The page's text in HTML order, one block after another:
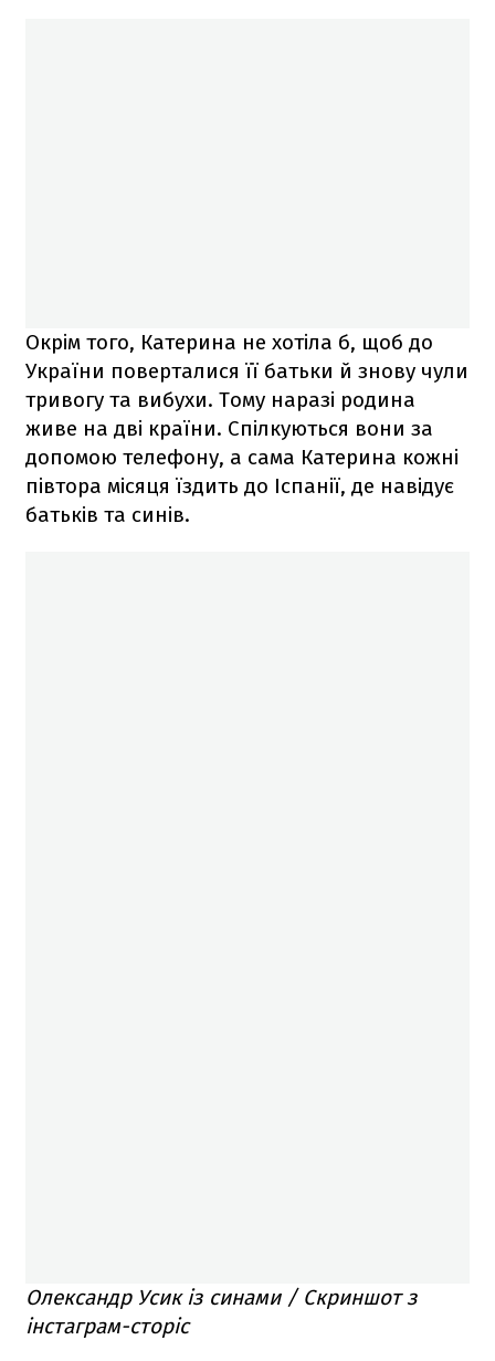
Окрім того, Катерина не хотіла б, щоб до
України поверталися її батьки й знову чули
тривогу та вибухи. Тому наразі родина
живе на дві країни. Спілкуються вони за
допомою телефону, а сама Катерина кожні
півтора місяця їздить до Іспанії, де навідує
батьків та синів.
Олександр Усик із синами / Скриншот з
інстаграм-сторіс